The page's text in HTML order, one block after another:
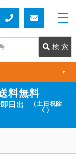
料無料
日出
（土日祝除
く）
▼